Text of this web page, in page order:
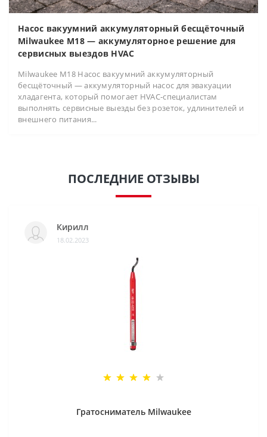
Насос вакуумний аккумуляторный бесщёточный
Milwaukee M18 — аккумуляторное решение для
сервисных выездов HVAC
Milwaukee M18 Насос вакуумний аккумуляторный
бесщёточный — аккумуляторный насос для эвакуации
хладагента, который помогает HVAC-специалистам
выполнять сервисные выезды без розеток, удлинителей и
внешнего питания...
ПОСЛЕДНИЕ ОТЗЫВЫ
Кирилл
18.02.2023
Гратосниматель Milwaukee